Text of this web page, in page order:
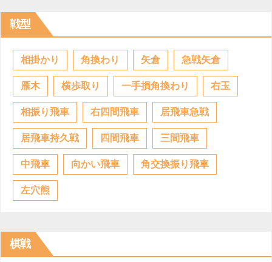
戦型
相掛かり 角換わり 矢倉 急戦矢倉
雁木 横歩取り 一手損角換わり 右玉
相振り飛車 右四間飛車 居飛車急戦
居飛車持久戦 四間飛車 三間飛車
中飛車 向かい飛車 角交換振り飛車
左穴熊
棋戦